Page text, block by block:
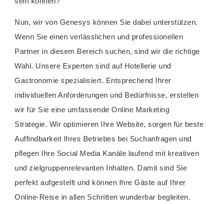
Nun, wir von Genesys können Sie dabei unterstützen.
Wenn Sie einen verlässlichen und professionellen
Partner in diesem Bereich suchen, sind wir die richtige
Wahl. Unsere Experten sind auf Hotellerie und
Gastronomie spezialisiert. Entsprechend Ihrer
individuellen Anforderungen und Bedürfnisse, erstellen
wir für Sie eine umfassende Online Marketing
Strategie. Wir optimieren Ihre Website, sorgen für beste
Auffindbarkeit Ihres Betriebes bei Suchanfragen und
pflegen Ihre Social Media Kanäle laufend mit kreativen
und zielgruppenrelevanten Inhalten. Damit sind Sie
perfekt aufgestellt und können Ihre Gäste auf Ihrer
Online-Reise in allen Schritten wunderbar begleiten.